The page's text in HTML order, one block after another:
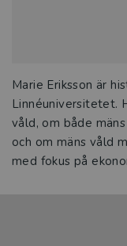
Marie Eriksson är
Linnéuniversitetet.
våld, om både
och om mäns våld
med fokus på